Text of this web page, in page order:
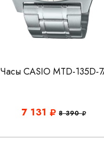
Часы CASIO MTD-135D-
7 131 8 390